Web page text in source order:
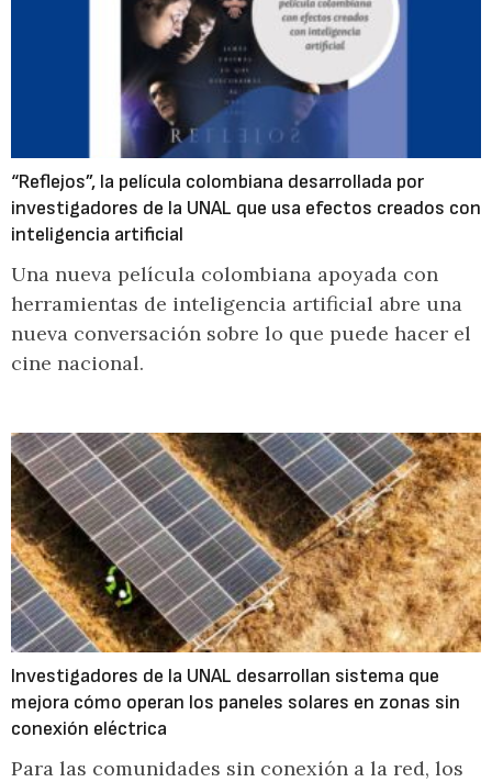
“Reflejos”, la película colombiana desarrollada por
investigadores de la UNAL que usa efectos creados con
inteligencia artificial
Una nueva película colombiana apoyada con
herramientas de inteligencia artificial abre una
nueva conversación sobre lo que puede hacer el
cine nacional.
Investigadores de la UNAL desarrollan sistema que
mejora cómo operan los paneles solares en zonas sin
conexión eléctrica
Para las comunidades sin conexión a la red, los